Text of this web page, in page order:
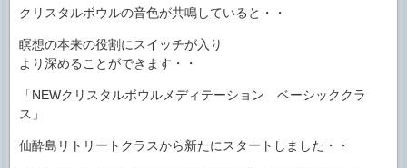
クリスタルボウルの音色が共鳴していると・・
瞑想の本来の役割にスイッチが入り
より深めることができます・・
「NEWクリスタルボウルメディテーション ベーシッククラ
ス」
仙酔島リトリートクラスから新たにスタートしました・・